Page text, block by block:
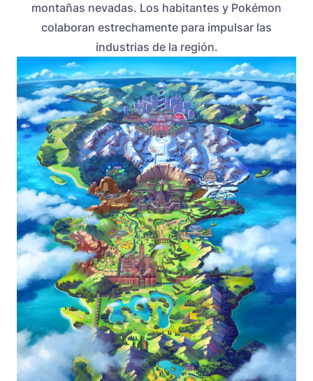
montañas nevadas. Los habitantes y Pokémon
colaboran estrechamente para impulsar las
industrias de la región.